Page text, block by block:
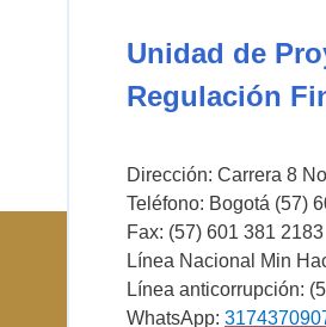
Unidad de
Regulación
Dirección: Carrera 8
Teléfono: Bogotá (57)
Fax: (57) 601 381 2183
Línea Nacional Min
Línea anticorrupción:
WhatsApp: